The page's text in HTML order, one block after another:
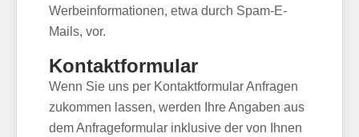
Werbeinformationen, etwa durch Spam-E-
Mails, vor.
Kontaktformular
Wenn Sie uns per Kontaktformular Anfragen
zukommen lassen, werden Ihre Angaben aus
dem Anfrageformular inklusive der von Ihnen